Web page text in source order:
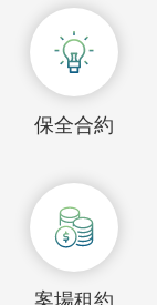
保全合約